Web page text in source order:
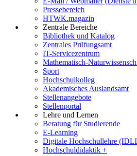
Pressebereich
HTWK.magazin
Zentrale Bereiche
Bibliothek und Katalog
Zentrales Prüfungsamt
IT-Servicezentrum
Mathematisch-
Sport
Hochschulkolleg
Akademisches Auslandsamt
Stellenangebote
Stellenportal
Lehre und Lernen
Beratung für Studierende
E-Learning
Digitale Hochschullehre
Hochschuldidaktik +